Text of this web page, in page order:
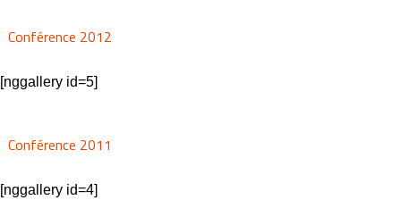
Conférence 2012
[nggallery id=5]
Conférence 2011
[nggallery id=4]